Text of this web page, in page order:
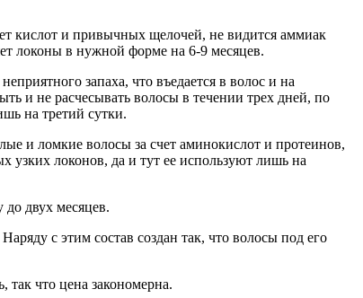
кислот и привычных щелочей, не видится аммиак
локоны в нужной форме на 6-9 месяцев.
запаха, что въедается в волос и на
и не расчесывать волосы в течении трех дней, по
на третий сутки.
и ломкие волосы за счет аминокислот и протеинов,
узких локонов, да и тут ее используют лишь на
до двух месяцев.
с этим состав создан так, что волосы под его
так что цена закономерна.